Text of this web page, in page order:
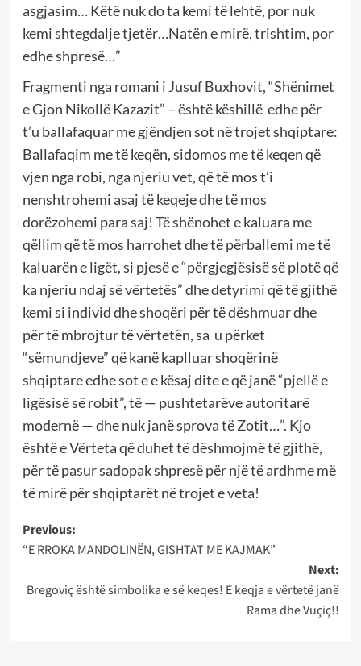
asgjasim… Këtë nuk do ta kemi të lehtë, por nuk
kemi shtegdalje tjetër…Natën e mirë, trishtim, por
edhe shpresë…”
Fragmenti nga romani i Jusuf Buxhovit, “Shënimet
e Gjon Nikollë Kazazit” – është këshillë edhe për
t’u ballafaquar me gjëndjen sot në trojet shqiptare:
Ballafaqim me të keqën, sidomos me të keqen që
vjen nga robi, nga njeriu vet, që të mos t’i
nenshtrohemi asaj të keqeje dhe të mos
dorëzohemi para saj! Të shënohet e kaluara me
qëllim që të mos harrohet dhe të përballemi me të
kaluarën e ligët, si pjesë e “përgjegjësisë së plotë që
ka njeriu ndaj së vërtetës” dhe detyrimi që të gjithë
kemi si individ dhe shoqëri për të dëshmuar dhe
për të mbrojtur të vërtetën, sa u përket
“sëmundjeve” që kanë kaplluar shoqërinë
shqiptare edhe sot e e kësaj dite e që janë “pjellë e
ligësisë së robit”, të — pushtetarëve autoritarë
modernë — dhe nuk janë sprova të Zotit…”. Kjo
është e Vërteta që duhet të dëshmojmë të gjithë,
për të pasur sadopak shpresë për një të ardhme më
të mirë për shqiptarët në trojet e veta!
Post
navigation
Previous:
“E RROKA MANDOLINËN, GISHTAT ME KAJMAK”
Next:
Bregoviç është simbolika e së keqes! E keqja e vërtetë janë
Rama dhe Vuçiç!!